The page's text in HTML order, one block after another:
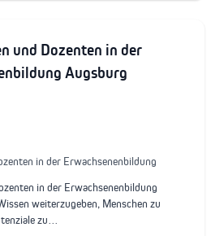
und Dozenten in der
Augsburg
in der Erwachsenenbildung
in der Erwachsenenbildung
weiterzugeben, Menschen zu
zu…